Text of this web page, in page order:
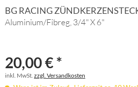
BG RACING
Aluminium/Fibreg, 3/4" X 6"
20,00 € *
inkl. MwSt. zzgl. Versandkosten